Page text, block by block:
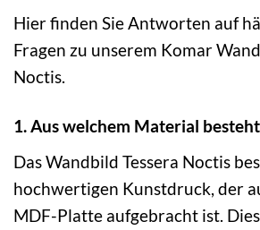
Hier finden Sie Antworten auf
Fragen zu unserem Komar
Noctis.
1. Aus welchem Material
Das Wandbild Tessera Noctis
hochwertigen Kunstdruck, der
MDF-Platte aufgebracht ist.